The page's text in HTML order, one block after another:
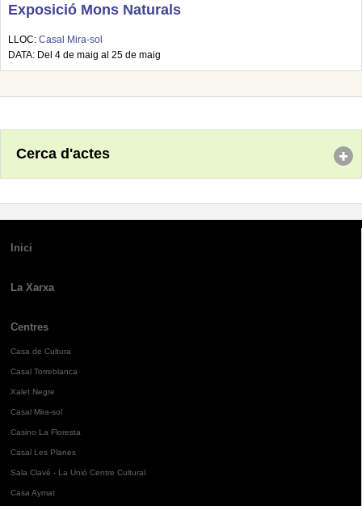
Exposició Mons Naturals
LLOC: Casal Mira-sol
DATA: Del 4 de maig al 25 de maig
Cerca d'actes
Inici
La Xarxa
Centres
Casa de Cultura
Casal Torreblanca
Xalet Negre
Casal Mira-sol
Casino La Floresta
Casal Les Planes
Sala Clavé - La Unió Centre Cultural
Casa Aymat